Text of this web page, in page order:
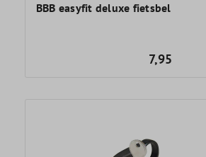
BBB easyfit deluxe fietsbel
7,95